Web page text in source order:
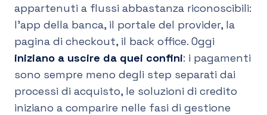
appartenuti a flussi abbastanza riconoscibili:
l’app della banca, il portale del provider, la
pagina di checkout, il back office. Oggi
iniziano a uscire da quei confini: i pagamenti
sono sempre meno degli step separati dai
processi di acquisto, le soluzioni di credito
iniziano a comparire nelle fasi di gestione